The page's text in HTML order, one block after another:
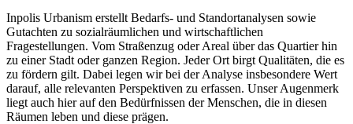
Inpolis Urbanism erstellt Bedarfs- und Standortanalysen sowie
Gutachten zu sozialräumlichen und wirtschaftlichen
Fragestellungen. Vom Straßenzug oder Areal über das Quartier hin
zu einer Stadt oder ganzen Region. Jeder Ort birgt Qualitäten, die es
zu fördern gilt. Dabei legen wir bei der Analyse insbesondere Wert
darauf, alle relevanten Perspektiven zu erfassen. Unser Augenmerk
liegt auch hier auf den Bedürfnissen der Menschen, die in diesen
Räumen leben und diese prägen.